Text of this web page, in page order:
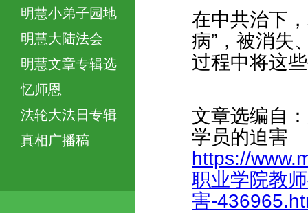
明慧小弟子园地
明慧大陆法会
明慧文章专辑选
忆师恩
法轮大法日专辑
真相广播稿
在中共治下
病”，被消失
过程中将这
文章选编自
学员的迫害
https://
职业学院教
害-